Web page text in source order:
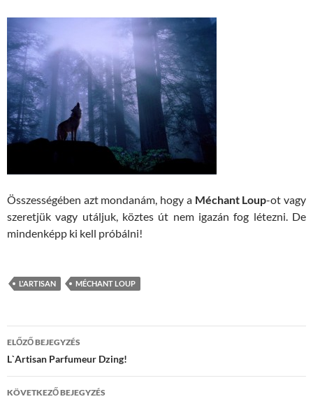
Összességében azt mondanám, hogy a Méchant Loup-ot vagy
szeretjük vagy utáljuk, köztes út nem igazán fog létezni. De
mindenképp ki kell próbálni!
L'ARTISAN MÉCHANT LOUP
Bejegyzés
navigáció
ELŐZŐ BEJEGYZÉS
L`Artisan Parfumeur Dzing!
KÖVETKEZŐ BEJEGYZÉS